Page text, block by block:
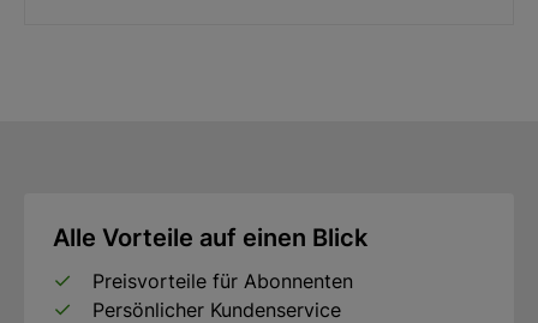
Alle Vorteile auf einen Blick
Preisvorteile für Abonnenten
Persönlicher Kundenservice